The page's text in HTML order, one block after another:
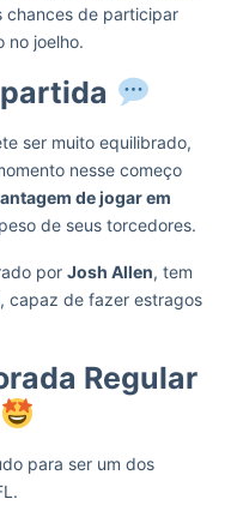
chances de participar
no joelho.
ser muito equilibrado,
nesse começo
de jogar em
de seus torcedores.
por Josh Allen, tem
capaz de fazer estragos
Regular
para ser um dos